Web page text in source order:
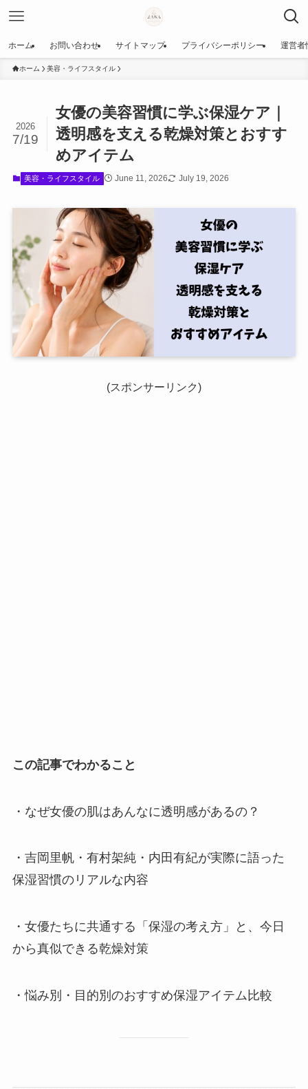
ホーム お問い合わせ サイトマップ プライバシーポリシー 運営者
ホーム 美容・ライフスタイル
女優の美容習慣に学ぶ保湿ケア｜
透明感を支える乾燥対策とおすす
めアイテム
2026
7/19
美容・ライフスタイル June 11, 2026 July 19, 2026
(スポンサーリンク)
この記事でわかること
・なぜ女優の肌はあんなに透明感があるの？
・吉岡里帆・有村架純・内田有紀が実際に語った
保湿習慣のリアルな内容
・女優たちに共通する「保湿の考え方」と、今日
から真似できる乾燥対策
・悩み別・目的別のおすすめ保湿アイテム比較